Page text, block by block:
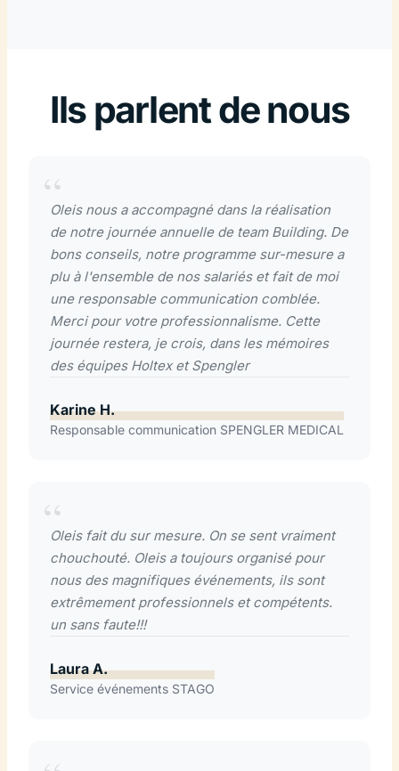
Ils parlent de nous
Oleis nous a accompagné dans la réalisation
de notre journée annuelle de team Building. De
bons conseils, notre programme sur-mesure a
plu à l'ensemble de nos salariés et fait de moi
une responsable communication comblée.
Merci pour votre professionnalisme. Cette
journée restera, je crois, dans les mémoires
des équipes Holtex et Spengler
Karine H.
Responsable communication SPENGLER MEDICAL
Oleis fait du sur mesure. On se sent vraiment
chouchouté. Oleis a toujours organisé pour
nous des magnifiques événements, ils sont
extrêmement professionnels et compétents.
un sans faute!!!
Laura A.
Service événements STAGO